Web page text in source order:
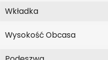
Wkładka
Wysokość Obcasa